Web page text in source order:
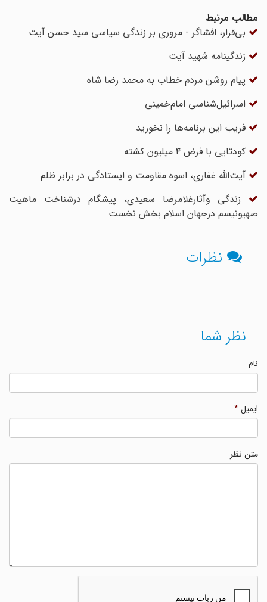
مطالب مرتبط
بی‌قرار، افشاگر - مروری بر زندگی سیاسی سید حسن آیت
زندگینامه شهید آیت
پیام روشن مردم خطاب به محمد رضا شاه
اسرائیل‌شناسی امام‌خمینی
فریب این برنامه‌ها را نخورید
کودتایی با فرض ۴ میلیون کشته
آیت‌الله غفاری، اسوه مقاومت و ایستادگی در برابر ظلم
زندگی وآثارغلامرضا سعیدی، پیشگام درشناخت ماهیت
صهیونیسم درجهان اسلام بخش نخست
نظرات
نظر شما
ایمیل*
متن نظر